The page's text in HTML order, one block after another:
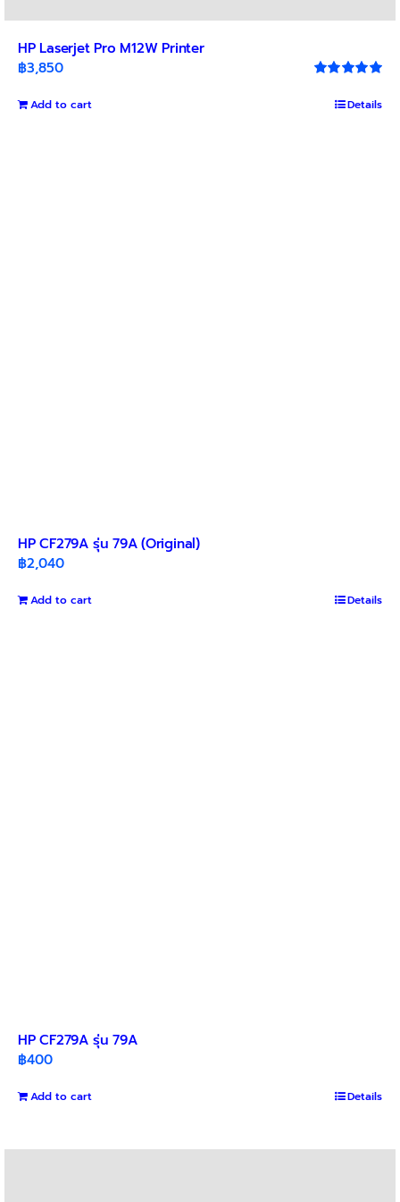
HP Laserjet Pro M12W Printer
out of 5
฿3,850
Add to cart Details
HP CF279A รุ่น 79A (Original)
฿2,040
Add to cart Details
HP CF279A รุ่น 79A
฿400
Add to cart Details